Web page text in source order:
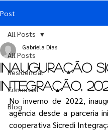
Post
All Posts
Residencial
Comercial
Blog
All Posts
Inauguração
Integração,
Gabriela Dias
No inverno de 2022,
agência desde a parceria
cooperativa Sicredi